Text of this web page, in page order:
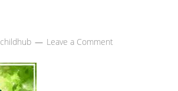
childhub Leave a Comment